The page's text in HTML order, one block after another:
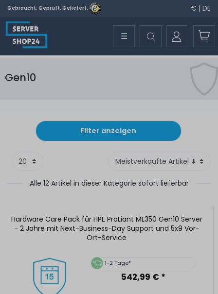
Gebraucht. Geprüft. Geliefert. € | DE
☰
Gen10
Filter anzeigen
Alle 12 Artikel in dieser Kategorie sofort lieferbar
Hardware Care Pack für HPE ProLiant ML350 Gen10 Server
- 2 Jahre mit Next-Business-Day Support und 5x9 Vor-
Ort-Service
1-2 Tage*
542,99 € *